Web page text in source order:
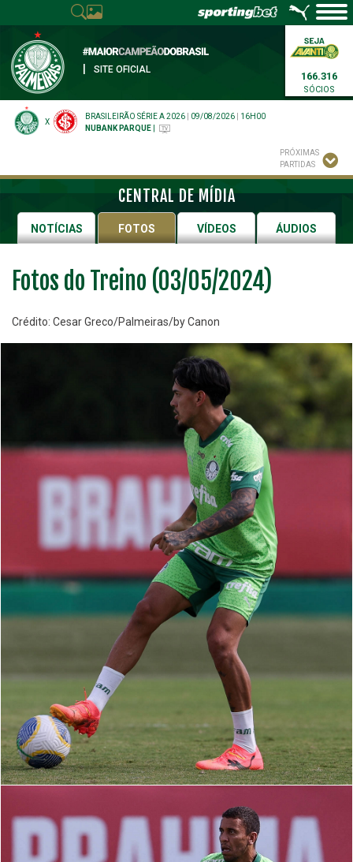
SITE OFICIAL
166.316
SÓCIOS
X
BRASILEIRÃO SÉRIE A 2026 09/08/2026
16H00
NUBANK PARQUE
PRÓXIMAS
PARTIDAS
CENTRAL DE MÍDIA
NOTÍCIAS FOTOS VÍDEOS ÁUDIOS
Fotos do Treino (03/05/2024)
Crédito: Cesar Greco/Palmeiras/by Canon